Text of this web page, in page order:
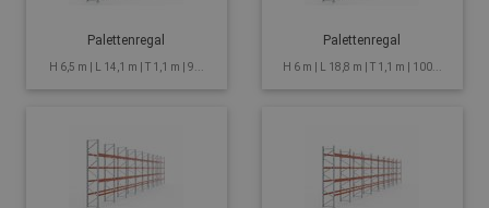
Palettenregal
H 6,5 m | L 14,1 m | T 1,1 m | 9...
Palettenregal
H 6 m | L 18,8 m | T 1,1 m | 100...